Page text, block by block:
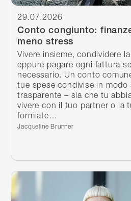
Conto congiunto:
meno stress
29.07.2026
Vivere insieme, condividere
eppure pagare ogni fattura
necessario. Un conto
tue spese condivise in modo
trasparente – sia che tu
vivere con il tuo partner o la
formiate…
Scritto da:
Jacqueline Brunner
Continua a leggere